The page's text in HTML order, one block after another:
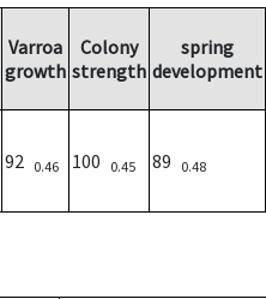
Varroa
growth
Colony
strength
spring
development
92 0.46 100 0.45 89 0.48